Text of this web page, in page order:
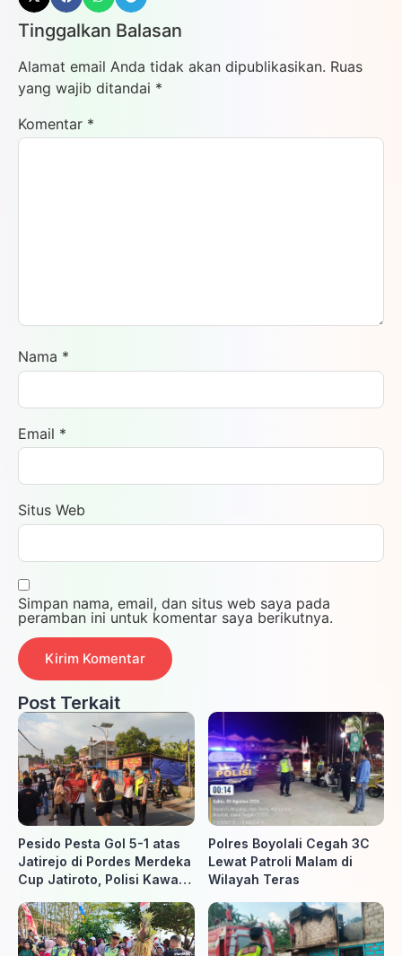
Tinggalkan Balasan
Alamat email Anda tidak akan dipublikasikan. Ruas
yang wajib ditandai *
Komentar *
Nama *
Email *
Situs Web
Simpan nama, email, dan situs web saya pada
peramban ini untuk komentar saya berikutnya.
Post Terkait
Pesido Pesta Gol 5-1 atas
Jatirejo di Pordes Merdeka
Cup Jatiroto, Polisi Kawal
Polres Boyolali Cegah 3C
Lewat Patroli Malam di
Wilayah Teras